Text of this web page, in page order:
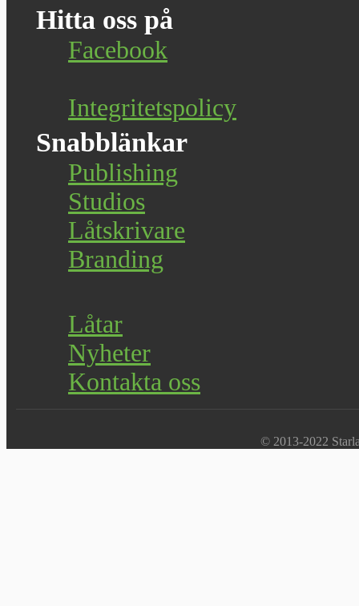
Hitta oss på
Facebook
Integritetspolicy
Snabblänkar
Publishing
Studios
Låtskrivare
Branding
Låtar
Nyheter
Kontakta oss
© 2013-2022